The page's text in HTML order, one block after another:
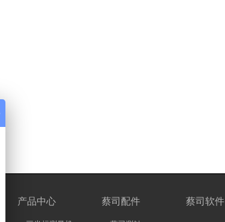
产品中心 蔡司配件 蔡司软件